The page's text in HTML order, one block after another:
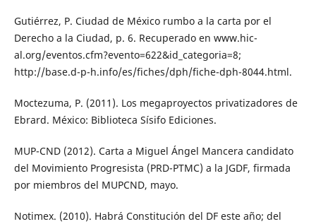
Gutiérrez, P. Ciudad de México rumbo a la carta por el
Derecho a la Ciudad, p. 6. Recuperado en www.hic-
al.org/eventos.cfm?evento=622&id_categoria=8;
http://base.d-p-h.info/es/fiches/dph/fiche-dph-8044.html.
Moctezuma, P. (2011). Los megaproyectos privatizadores de
Ebrard. México: Biblioteca Sísifo Ediciones.
MUP-CND (2012). Carta a Miguel Ángel Mancera candidato
del Movimiento Progresista (PRD-PTMC) a la JGDF, firmada
por miembros del MUPCND, mayo.
Notimex. (2010). Habrá Constitución del DF este año; del